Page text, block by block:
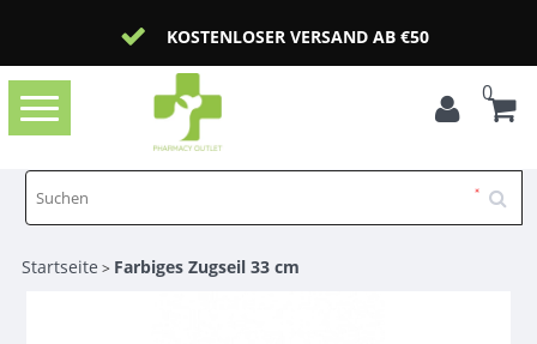
KOSTENLOSER VERSAND AB €50
Toggle
navigation
0
Startseite > Farbiges Zugseil 33 cm